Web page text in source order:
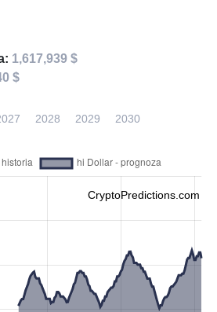
1,617,939 $
$
2028 2029 2030
CryptoPredictions.com